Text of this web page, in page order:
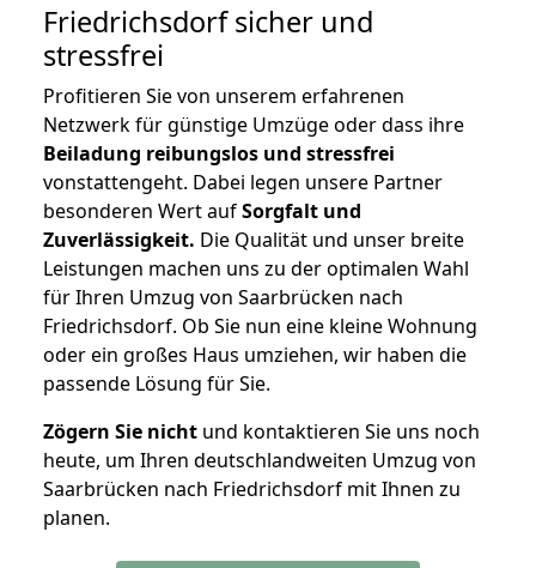
Friedrichsdorfsicher und
stressfrei
Profitieren Sie von unserem erfahrenen
Netzwerk für günstige Umzüge oder dass ihre
Beiladung reibungslos und stressfrei
vonstattengeht. Dabei legen unsere Partner
besonderen Wert aufSorgfalt und
Zuverlässigkeit. Die Qualität und unser breite
Leistungen machen uns zu der optimalen Wahl
für Ihren Umzug von Saarbrücken nach
Friedrichsdorf. Ob Sie nun eine kleine Wohnung
oder ein großes Haus umziehen, wir haben die
passende Lösung für Sie.
Zögern Sie nicht und kontaktieren Sie uns noch
heute, um Ihren deutschlandweiten Umzug von
Saarbrücken nach Friedrichsdorf mit Ihnen zu
planen.